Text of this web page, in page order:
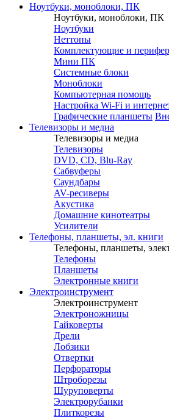
Ноутбуки, моноблоки, ПК
Ноутбуки, моноблоки, ПК
Ноутбуки
Неттопы
Комплектующие и
Мини ПК
Системные блоки
Моноблоки
Компьютерная помощь
Настройка Wi-Fi и
Графические планшеты
Телевизоры и медиа
Телевизоры и медиа
Телевизоры
DVD, CD, Blu-Ray
Сабвуферы
Саундбары
AV-ресиверы
Акустика
Домашние кинотеатры
Усилители
Телефоны, планшеты, эл. книги
Телефоны, планшеты,
Телефоны
Планшеты
Электронные книги
Электроинструмент
Электроинструмент
Электроножницы
Гайковерты
Дрели
Лобзики
Отвертки
Перфораторы
Штроборезы
Шуруповерты
Электрорубанки
Плиткорезы